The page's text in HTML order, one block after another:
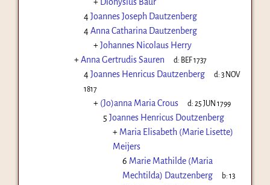
4Joannes Joseph Dautzenberg
4Anna Catharina Dautzenberg
+Johannes Nicolaus Herry
+Anna Gertrudis Sauren d: BEF 1737
4Joannes Henricus Dautzenberg d:3 NOV
1817
+ (Jo)anna Maria Crous d:25 JUN 1799
5 Joannes Henricus Doutzenberg
+ Maria Elisabeth (Marie Lisette)
Meijers
6 Marie Mathilde (Maria
Mechtilda) Dautzenberg
b:13